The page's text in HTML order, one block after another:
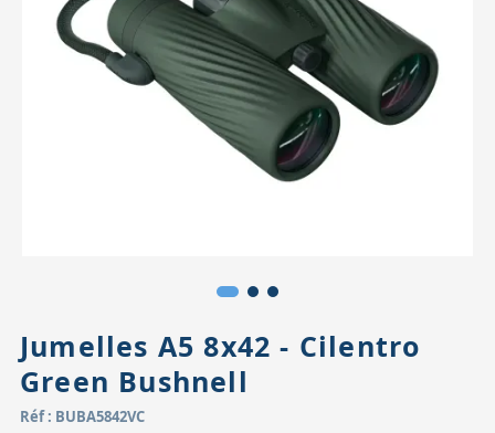
Accessoires pour montures
Têtes
Pièces détachées
Jumelles A5 8x42 - Cilentro
Green Bushnell
Réf : BUBA5842VC